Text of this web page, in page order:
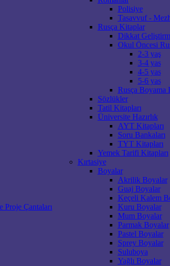
Polisiye
Tasavvuf -
Rusça Kitaplar
Dikkat
Okul Öncesi
2-3 yaş
3-4 yas
4-5 yas
5-6 yas
Rusça Boyama
Sözlükler
Tatil Kitapları
Üniversite Hazırlık
AYT Kitapları
Soru Bankaları
TYT Kitapları
Yemek Tarifi Kitapları
Proje Çantaları
Kırtasiye
Boyalar
Akrilik Boyalar
Guaj Boyalar
Keçeli Kalem
Kuru Boyalar
Mum Boyalar
Parmak Boyalar
Pastel Boyalar
Sprey Boyalar
Suluboya
Yağlı Boyalar